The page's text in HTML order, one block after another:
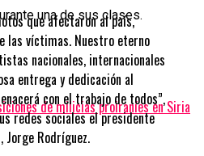
una de sus clases.
de milicias proiraníes en Siria
que afectaron al país,
las víctimas. Nuestro eterno
nacionales, internacionales
entrega y dedicación al
con el trabajo de todos”,
redes sociales el presidente
Jorge Rodríguez.